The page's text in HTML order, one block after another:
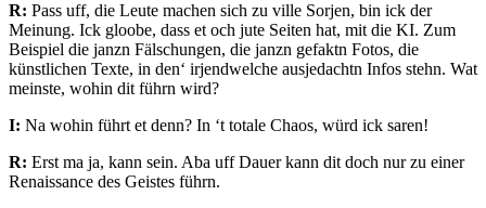
R: Pass uff, die Leute machen sich zu ville Sorjen, bin ick der
Meinung. Ick gloobe, dass et och jute Seiten hat, mit die KI. Zum
Beispiel die janzn Fälschungen, die janzn gefaktn Fotos, die
künstlichen Texte, in den‘ irjendwelche ausjedachtn Infos stehn. Wat
meinste, wohin dit führn wird?
I: Na wohin führt et denn? In ‘t totale Chaos, würd ick saren!
R: Erst ma ja, kann sein. Aba uff Dauer kann dit doch nur zu einer
Renaissance des Geistes führn.